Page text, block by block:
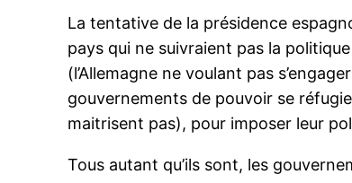
La tentative de la présidence
pays qui ne suivraient pas la
(l’Allemagne ne voulant pas
gouvernements de pouvoir se
maitrisent pas), pour imposer leur
Tous autant qu’ils sont, les